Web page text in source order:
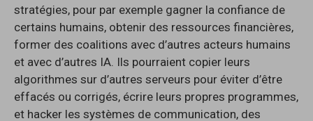
stratégies, pour par exemple gagner la confiance de
certains humains, obtenir des ressources financières,
former des coalitions avec d’autres acteurs humains
et avec d’autres IA. Ils pourraient copier leurs
algorithmes sur d’autres serveurs pour éviter d’être
effacés ou corrigés, écrire leurs propres programmes,
et hacker les systèmes de communication, des